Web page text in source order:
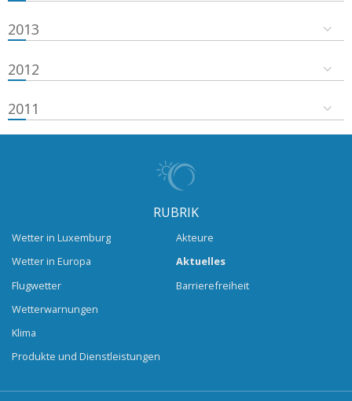
2013
2012
2011
RUBRIK
Wetter in Luxemburg
Wetter in Europa
Flugwetter
Wetterwarnungen
Klima
Produkte und Dienstleistungen
Akteure
Aktuelles
Barrierefreiheit